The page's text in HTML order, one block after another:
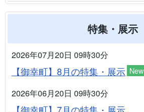
特集・展示
2026年07月20日 09時30分
【御幸町】8月の特集・展示 New
2026年06月20日 09時30分